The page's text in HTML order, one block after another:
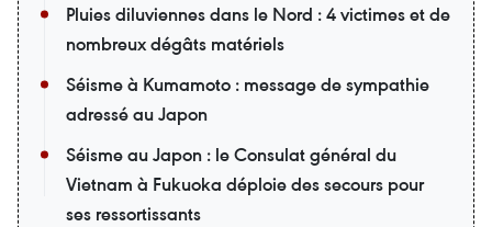
Pluies diluviennes dans le Nord : 4 victimes et de
nombreux dégâts matériels
Séisme à Kumamoto : message de sympathie
adressé au Japon
Séisme au Japon : le Consulat général du
Vietnam à Fukuoka déploie des secours pour
ses ressortissants